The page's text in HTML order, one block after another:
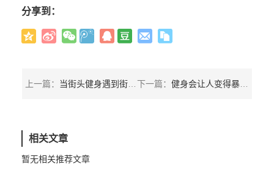
分享到：
上一篇： 当街头健身遇到街舞嘻哈范，感觉很不错哦 下一篇： 健身会让人变得暴力吗？为什么健身以后更容易发生冲突
相关文章
暂无相关推荐文章